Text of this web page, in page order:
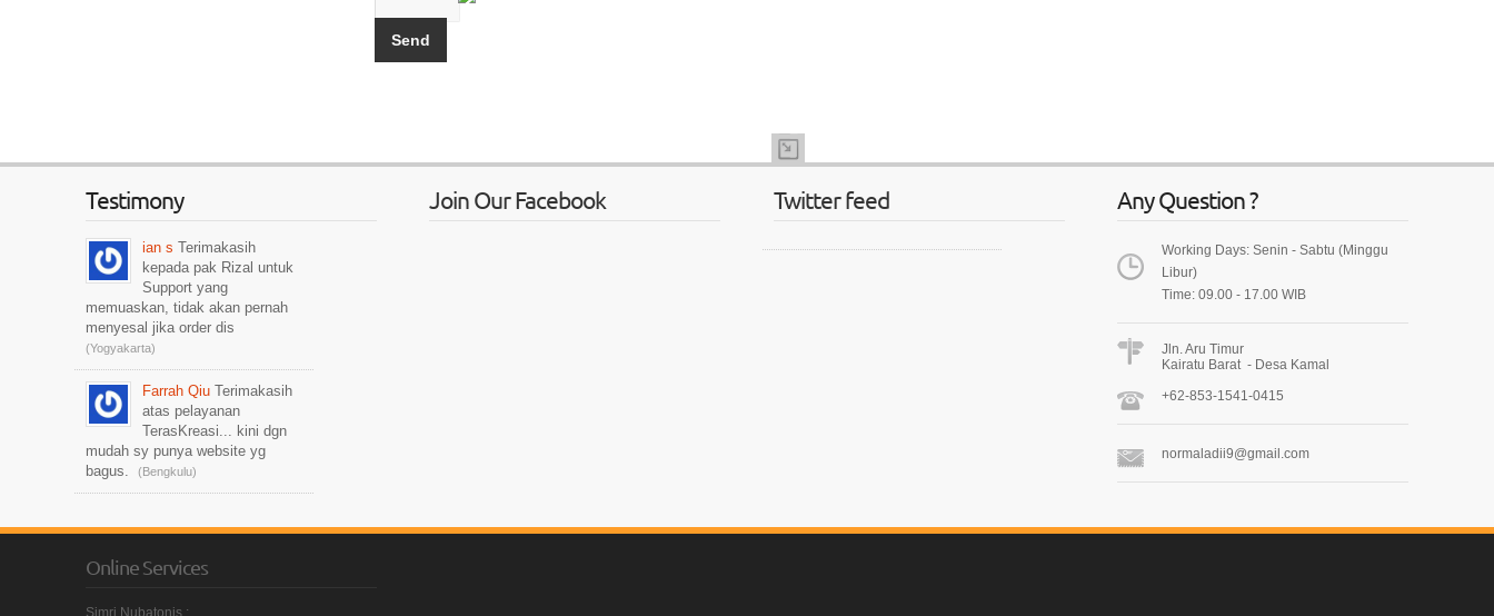
Testimony
ian s Terimakasih
kepada pak Rizal untuk
Support yang
memuaskan, tidak akan pernah
menyesal jika order dis
(Yogyakarta)
Farrah Qiu Terimakasih
atas pelayanan
TerasKreasi... kini dgn
mudah sy punya website yg
bagus.
(Bengkulu)
cepat dan responsif.
Join Our Facebook Twitter feed Any Question ?
Working Days: Senin - Sabtu (Minggu
Libur)
Time: 09.00 - 17.00 WIB
Jln. Aru Timur
Kairatu Barat - Desa Kamal
+62-853-1541-0415
normaladii9@gmail.com
Online Services
Simri Nubatonis :